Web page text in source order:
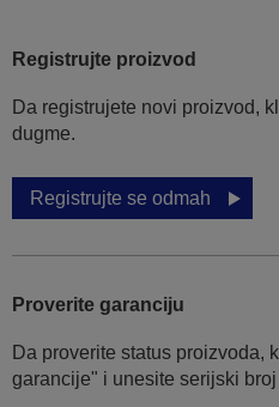
Registrujte proizvod
Da registrujete novi proizvod,
dugme.
Registrujte se odmah
Proverite garanciju
Da proverite status proizvoda,
garancije" i unesite serijski